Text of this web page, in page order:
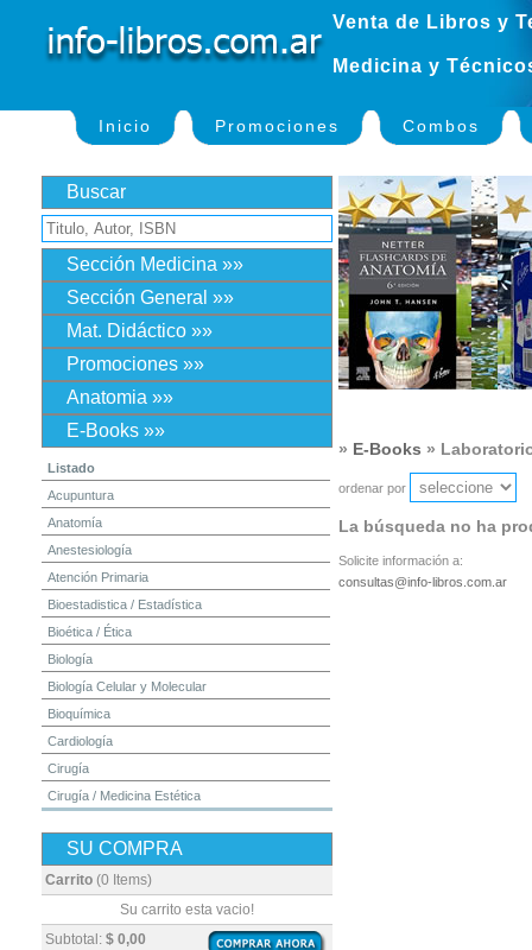
Venta de Libros y
Medicina y
Inicio Promociones Combos
Buscar
Sección Medicina »»
Sección General »»
Mat. Didáctico »»
Promociones »»
Anatomia »»
E-Books »»
Listado
Acupuntura
Anatomía
Anestesiología
Atención Primaria
Bioestadistica / Estadística
Bioética / Ética
Biología
Biología Celular y Molecular
Bioquímica
Cardiología
Cirugía
Cirugía / Medicina Estética
Dermatología
Diagnóstico por Imagen / Radiología
Embriología
SU COMPRA
Carrito (0 Items)
Subtotal: $ 0,00
Su carrito esta vacio!
» E-Books »
ordenar por
La búsqueda no ha
Solicite información a:
consultas@info-libros.com.ar